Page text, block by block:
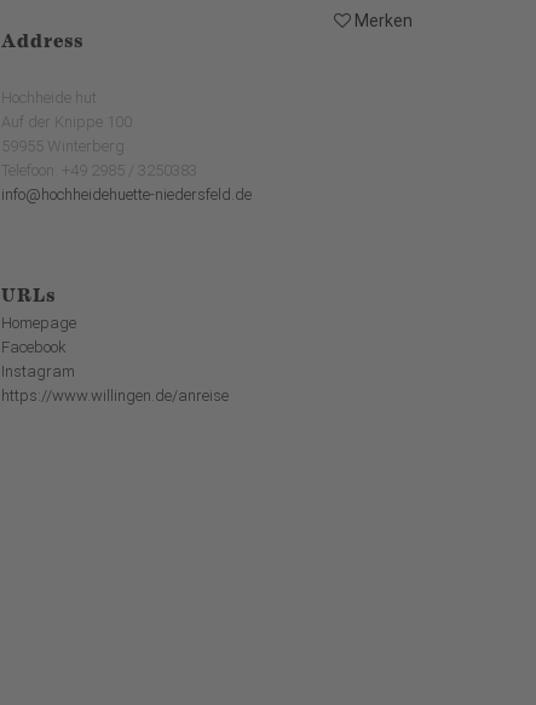
Merken
Address
Hochheide hut
Auf der Knippe 100
59955 Winterberg
Telefoon: +49 2985 / 3250383
info@hochheidehuette-niedersfeld.de
URLs
Homepage
Facebook
Instagram
https://www.willingen.de/anreise